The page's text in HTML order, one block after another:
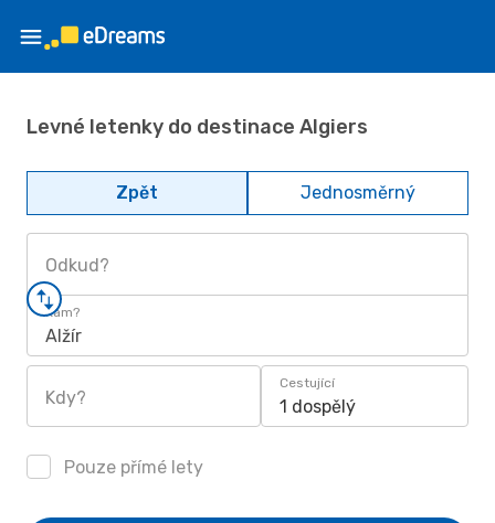
Levné letenky do destinace Algiers
Zpět Jednosměrný
Odkud?
Kam?
Alžír
Kdy?
Cestující
1 dospělý
Pouze přímé lety